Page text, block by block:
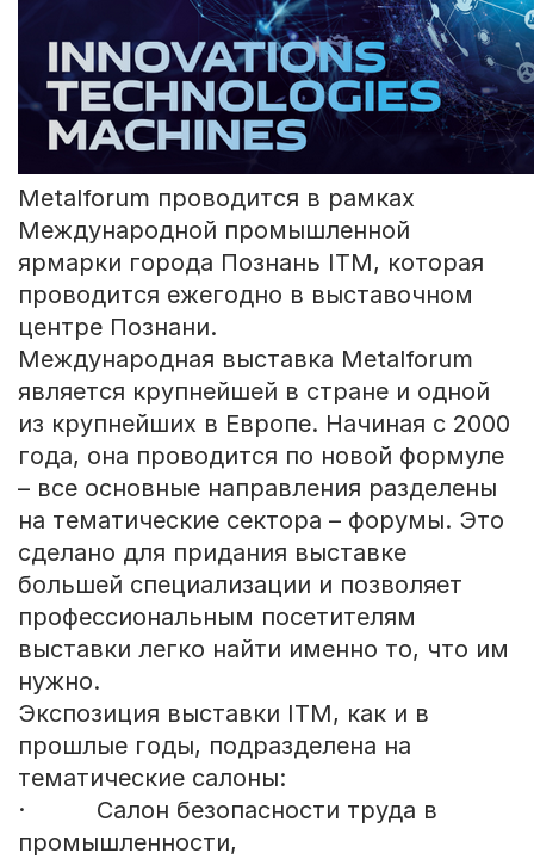
Metalforum проводится в рамках
Международной промышленной
ярмарки города Познань ITM, которая
проводится ежегодно в выставочном
центре Познани.
Международная выставка Metalforum
является крупнейшей в стране и одной
из крупнейших в Европе. Начиная с 2000
года, она проводится по новой формуле
– все основные направления разделены
на тематические сектора – форумы. Это
сделано для придания выставке
большей специализации и позволяет
профессиональным посетителям
выставки легко найти именно то, что им
нужно.
Экспозиция выставки ITM, как и в
прошлые годы, подразделена на
тематические салоны:
· Салон безопасности труда в
промышленности,